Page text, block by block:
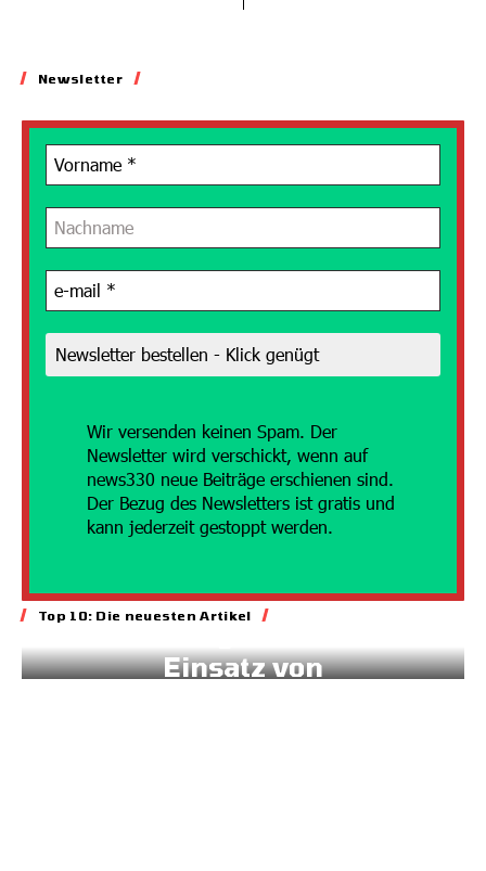
Newsletter
Wir versenden keinen Spam. Der
Newsletter wird verschickt, wenn auf
news330 neue Beiträge erschienen sind.
Der Bezug des Newsletters ist gratis und
kann jederzeit gestoppt werden.
Top 10: Die neuesten Artikel
Energie
Geld für gesteuerten
Einsatz von